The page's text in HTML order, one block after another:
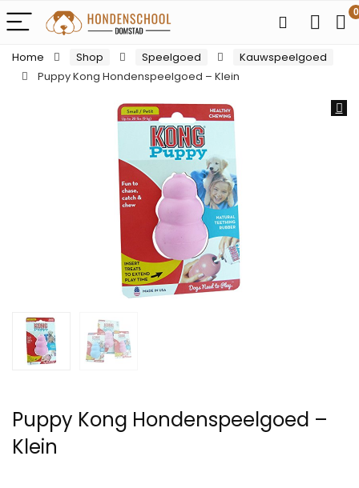
0
Home Shop Speelgoed
Kauwspeelgoed
Puppy Kong Hondenspeelgoed – Klein
Puppy Kong Hondenspeelgoed –
Klein